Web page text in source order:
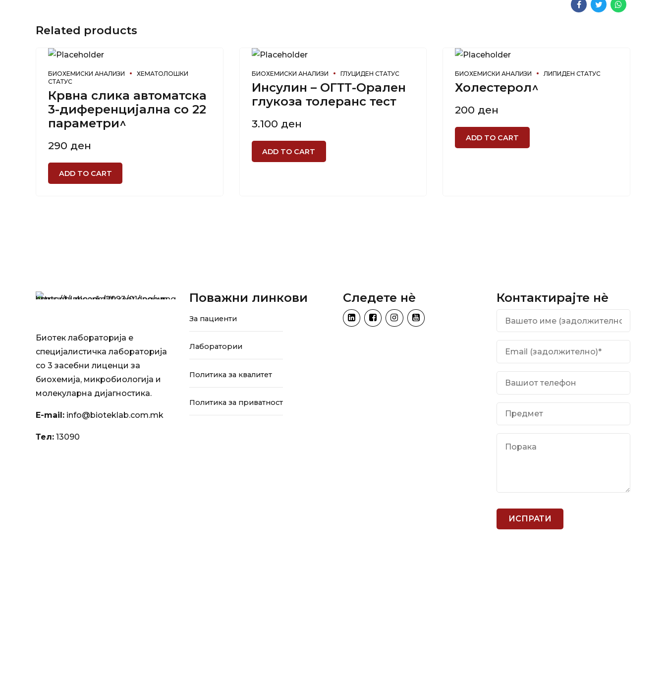
Related products
БИОХЕМИСКИ АНАЛИЗИ
ХЕМАТОЛОШКИ
СТАТУС
Крвна слика автоматска
3-диференцијална со 22
параметри^
290 ден
ADD TO CART
БИОХЕМИСКИ АНАЛИЗИ ГЛУЦИДЕН СТАТУС
Инсулин – ОГТТ-Орален
глукоза толеранс тест
3.100 ден
ADD TO CART
БИОХЕМИСКИ АНАЛИЗИ ЛИПИДЕН СТАТУС
Холестерол^
200 ден
ADD TO CART
Биотек лабораторија е
специјалистичка лабораторија
со 3 засебни лиценци за
биохемија, микробиологија и
молекуларна дијагностика.
E-mail: info@bioteklab.com.mk
Тел: 13090
Поважни линкови
За пациенти
Лаборатории
Политика за квалитет
Политика за приватност
Следете нѐ Контактирајте нѐ